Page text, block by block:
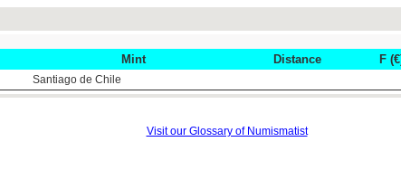
Mint Distance F
Santiago de Chile
Visit our Glossary of Numismatist